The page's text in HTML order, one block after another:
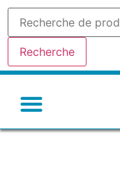
Recherche